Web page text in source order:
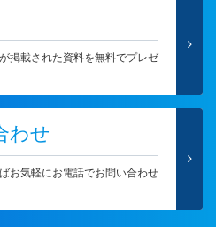
掲載された資料を無料でプレゼ
わせ
お気軽にお電話でお問い合わせ